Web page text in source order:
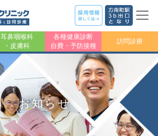
耳鼻咽喉科
・皮膚科
各種健康診断
自費・予防接種
訪問診療
お知らせ